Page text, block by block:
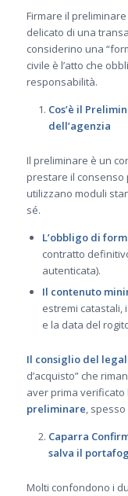
Firmare il
delicato di una
considerino una
civile è l’atto che
responsabilità.
Cos’è il
dell’agenzia
Il preliminare è un
prestare il consenso
utilizzano moduli
sé.
L’obbligo di
contratto
autenticata).
Il contenuto
estremi catastali,
e la data del
Il consiglio del
d’acquisto” che
aver prima verificato
preliminare,
Caparra
salva il
Molti confondono i